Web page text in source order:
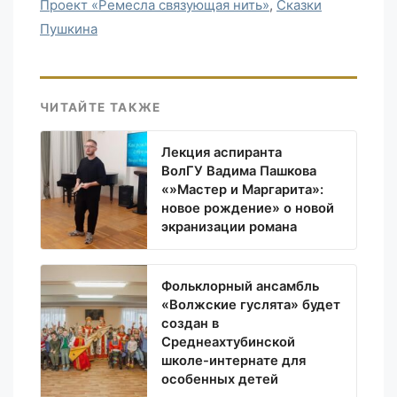
Проект «Ремесла связующая нить», Сказки
Пушкина
ЧИТАЙТЕ ТАКЖЕ
Лекция аспиранта
ВолГУ Вадима Пашкова
«»Мастер и Маргарита»:
новое рождение» о новой
экранизации романа
Фольклорный ансамбль
«Волжские гуслята» будет
создан в
Среднеахтубинской
школе-интернате для
особенных детей